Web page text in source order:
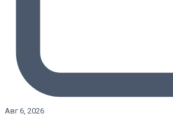
Авг 6, 2026